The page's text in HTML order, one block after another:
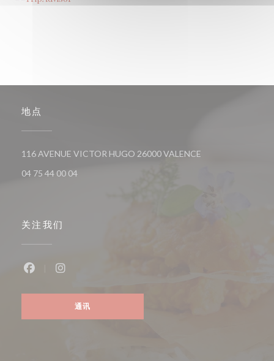
地点
116 AVENUE VICTOR HUGO 26000 VALENCE
04 75 44 00 04
关注我们
通讯